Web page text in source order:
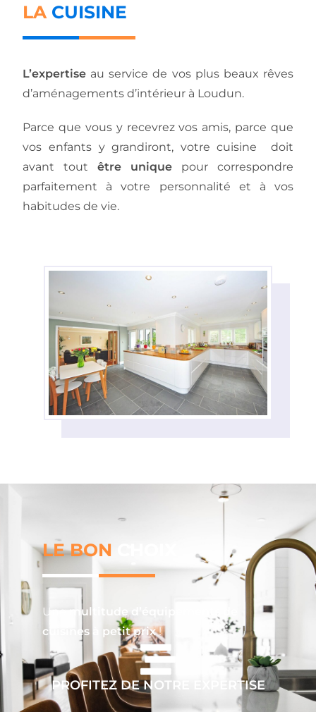
LA CUISINE
L’expertise au service de vos plus beaux rêves
d’aménagements d’intérieur à Loudun.
Parce que vous y recevrez vos amis, parce que
vos enfants y grandiront, votre cuisine doit
avant toutêtre uniquepour correspondre
parfaitement à votre personnalité et à vos
habitudes de vie.
LE BON
Une multitude d’équipements de
cuisines à petit prix!
PROFITEZ DE NOTRE EXPERTISE